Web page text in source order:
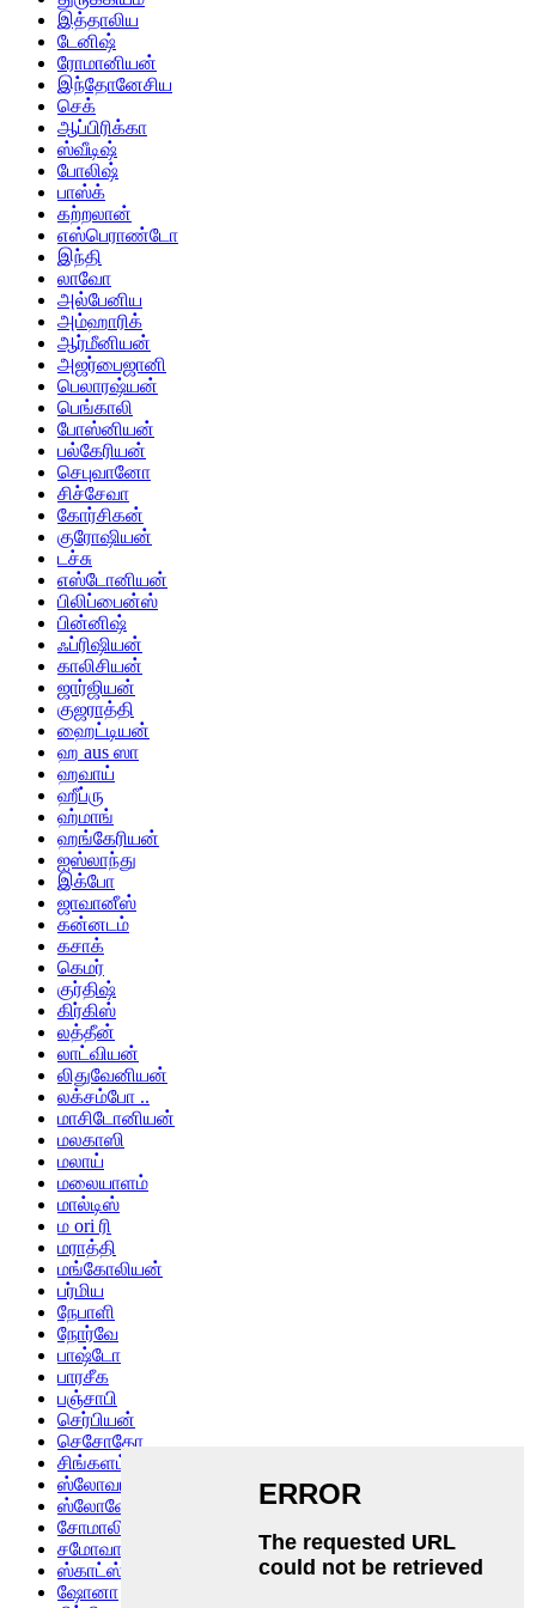
இத்தாலிய
டேனிஷ்
ரோமானியன்
இந்தோனேசிய
செக்
ஆப்பிரிக்கா
ஸ்வீடிஷ்
போலிஷ்
பாஸ்க்
கற்றலான்
எஸ்பெராண்டோ
இந்தி
லாவோ
அல்பேனிய
அம்ஹாரிக்
ஆர்மீனியன்
அஜர்பைஜானி
பெலாரஷ்யன்
பெங்காலி
போஸ்னியன்
பல்கேரியன்
செபுவானோ
சிச்சேவா
கோர்சிகன்
குரோஷியன்
டச்சு
எஸ்டோனியன்
பிலிப்பைன்ஸ்
பின்னிஷ்
ஃப்ரிஷியன்
காலிசியன்
ஜார்ஜியன்
குஜராத்தி
ஹைட்டியன்
ஹ aus ஸா
ஹவாய்
ஹீப்ரு
ஹ்மாங்
ஹங்கேரியன்
ஐஸ்லாந்து
இக்போ
ஜாவானீஸ்
கன்னடம்
கசாக்
கெமர்
குர்திஷ்
கிர்கிஸ்
லத்தீன்
லாட்வியன்
லிதுவேனியன்
லக்சம்போ ..
மாசிடோனியன்
மலகாஸி
மலாய்
மலையாளம்
மால்டிஸ்
ம ori ரி
மராத்தி
மங்கோலியன்
பர்மிய
நேபாளி
நோர்வே
பாஷ்டோ
பாரசீக
பஞ்சாபி
செர்பியன்
செசோதோ
சிங்களம்
ஸ்லோவாக்
ஸ்லோவேனியன்
சோமாலி
சமோவான்
ஸ்காட்ஸ் கேலிக்
ஷோனா